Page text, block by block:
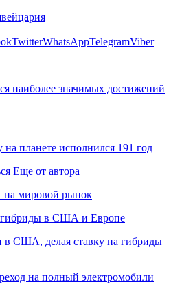
TwitterWhatsAppTelegramViber
наиболее значимых достижений
планете исполнился 191 год
Еще от автора
на мировой рынок
гибриды в США и Европе
в США, делая ставку на гибриды
на полный электромобили